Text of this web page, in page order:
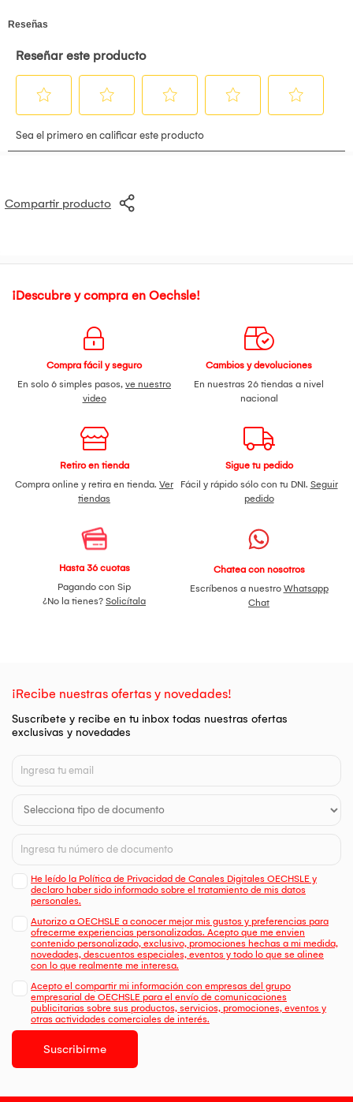
Compartir producto
¡Descubre y compra en Oechsle!
Compra fácil y seguro
En solo 6 simples pasos, ve nuestro
video
Cambios y devoluciones
En nuestras 26 tiendas a nivel
nacional
Retiro en tienda
Compra online y retira en tienda. Ver
tiendas
Sigue tu pedido
Fácil y rápido sólo con tu DNI. Seguir
pedido
Hasta 36 cuotas
Pagando con Sip
¿No la tienes? Solicítala
Chatea con nosotros
Escríbenos a nuestro Whatsapp
Chat
¡Recibe nuestras ofertas y novedades!
Suscríbete y recibe en tu inbox todas nuestras ofertas
exclusivas y novedades
He leído la Política de Privacidad de Canales Digitales OECHSLE y
declaro haber sido informado sobre el tratamiento de mis datos
personales.
Autorizo a OECHSLE a conocer mejor mis gustos y preferencias para
ofrecerme experiencias personalizadas. Acepto que me envien
contenido personalizado, exclusivo, promociones hechas a mi medida,
novedades, descuentos especiales, eventos y todo lo que se alinee
con lo que realmente me interesa.
Acepto el compartir mi información con empresas del grupo
empresarial de OECHSLE para el envío de comunicaciones
publicitarias sobre sus productos, servicios, promociones, eventos y
otras actividades comerciales de interés.
Suscribirme